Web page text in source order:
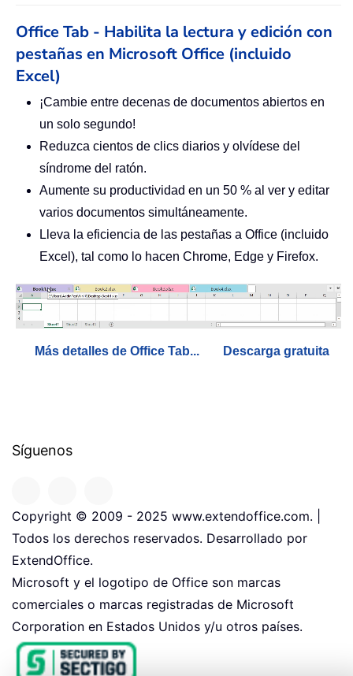
Office Tab - Habilita la lectura y edición con
pestañas en Microsoft Office (incluido
Excel)
¡Cambie entre decenas de documentos abiertos en
un solo segundo!
Reduzca cientos de clics diarios y olvídese del
síndrome del ratón.
Aumente su productividad en un 50 % al ver y editar
varios documentos simultáneamente.
Lleva la eficiencia de las pestañas a Office (incluido
Excel), tal como lo hacen Chrome, Edge y Firefox.
Más detalles de Office Tab... Descarga gratuita
Síguenos
Copyright © 2009 - 2025 www.extendoffice.com. |
Todos los derechos reservados. Desarrollado por
ExtendOffice.
Microsoft y el logotipo de Office son marcas
comerciales o marcas registradas de Microsoft
Corporation en Estados Unidos y/u otros países.